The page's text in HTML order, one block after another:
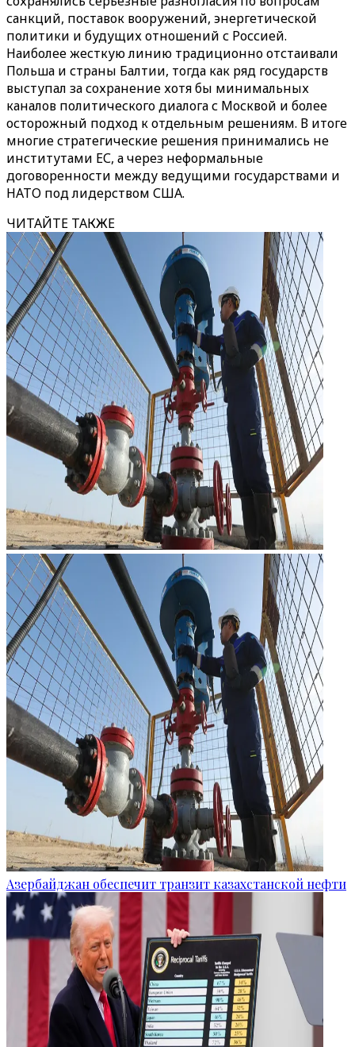
санкций, поставок вооружений, энергетической
политики и будущих отношений с Россией.
Наиболее жесткую линию традиционно отстаивали
Польша и страны Балтии, тогда как ряд государств
выступал за сохранение хотя бы минимальных
каналов политического диалога с Москвой и более
осторожный подход к отдельным решениям. В итоге
многие стратегические решения принимались не
институтами ЕС, а через неформальные
договоренности между ведущими государствами и
НАТО под лидерством США.
ЧИТАЙТЕ ТАКЖЕ
Азербайджан обеспечит транзит казахстанской нефти